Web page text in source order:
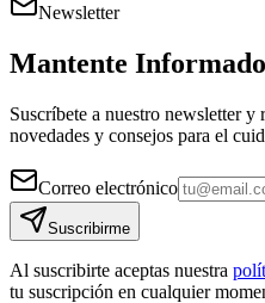
Newsletter
Mantente Informado
Suscríbete a nuestro newsletter y
novedades y consejos para el
Correo electrónico
Suscribirme
Al suscribirte aceptas nuestra
tu suscripción en cualquier